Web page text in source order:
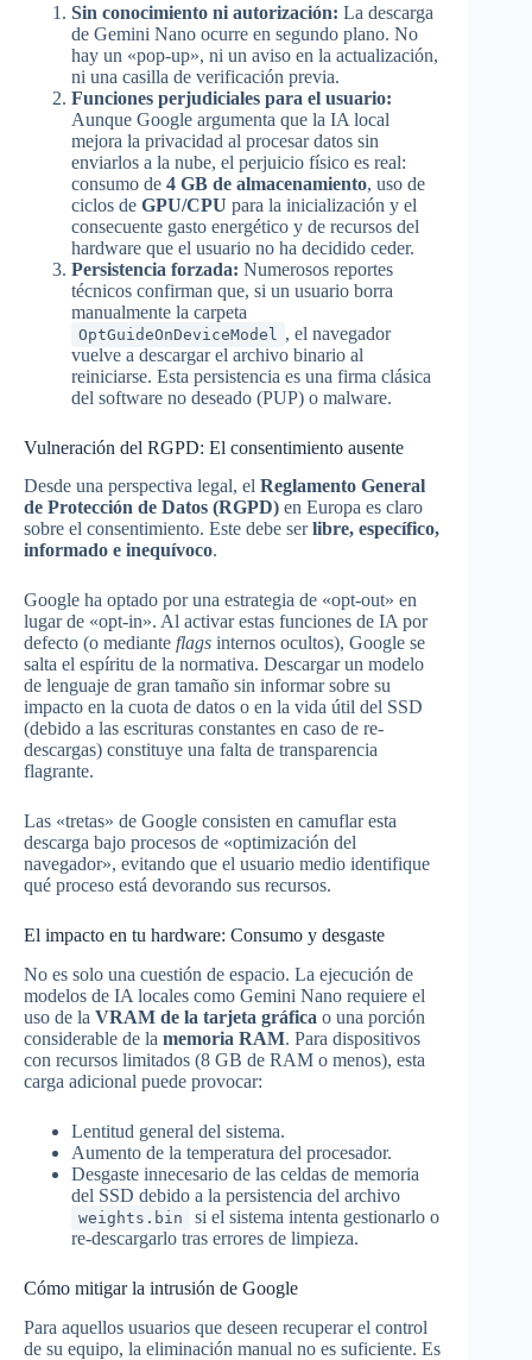
Sin conocimiento ni autorización: La descarga
de Gemini Nano ocurre en segundo plano. No
hay un «pop-up», ni un aviso en la actualización,
ni una casilla de verificación previa.
Funciones perjudiciales para el usuario:
Aunque Google argumenta que la IA local
mejora la privacidad al procesar datos sin
enviarlos a la nube, el perjuicio físico es real:
consumo de 4 GB de almacenamiento, uso de
ciclos de GPU/CPU para la inicialización y el
consecuente gasto energético y de recursos del
hardware que el usuario no ha decidido ceder.
Persistencia forzada: Numerosos reportes
técnicos confirman que, si un usuario borra
manualmente la carpeta
OptGuideOnDeviceModel
, el navegador
vuelve a descargar el archivo binario al
reiniciarse. Esta persistencia es una firma clásica
del software no deseado (PUP) o malware.
Vulneración del RGPD: El consentimiento ausente
Desde una perspectiva legal, el Reglamento General
de Protección de Datos (RGPD) en Europa es claro
sobre el consentimiento. Este debe serlibre, específico,
informado e inequívoco.
Google ha optado por una estrategia de «opt-out» en
lugar de «opt-in». Al activar estas funciones de IA por
defecto (o mediante flags internos ocultos), Google se
salta el espíritu de la normativa. Descargar un modelo
de lenguaje de gran tamaño sin informar sobre su
impacto en la cuota de datos o en la vida útil del SSD
(debido a las escrituras constantes en caso de re-
descargas) constituye una falta de transparencia
flagrante.
Las «tretas» de Google consisten en camuflar esta
descarga bajo procesos de «optimización del
navegador», evitando que el usuario medio identifique
qué proceso está devorando sus recursos.
El impacto en tu hardware: Consumo y desgaste
No es solo una cuestión de espacio. La ejecución de
modelos de IA locales como Gemini Nano requiere el
uso de la VRAM de la tarjeta gráfica o una porción
considerable de la memoria RAM. Para dispositivos
con recursos limitados (8 GB de RAM o menos), esta
carga adicional puede provocar:
Lentitud general del sistema.
Aumento de la temperatura del procesador.
Desgaste innecesario de las celdas de memoria
del SSD debido a la persistencia del archivo
weights.bin
si el sistema intenta gestionarlo o
re-descargarlo tras errores de limpieza.
Cómo mitigar la intrusión de Google
Para aquellos usuarios que deseen recuperar el control
de su equipo, la eliminación manual no es suficiente. Es